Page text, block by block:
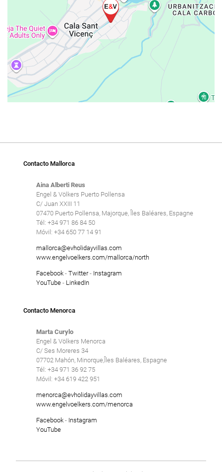
Contacto Mallorca
Aina Alberti Reus
Engel & Völkers Puerto Pollensa
C/ Juan XXIII 11
07470 Puerto Pollensa, Majorque, Îles Baléares, Espagne
Tél: +34 971 86 84 50
Móvil: +34 650 77 14 91
mallorca@evholidayvillas.com
www.engelvoelkers.com/mallorca/north
Facebook- Twitter- Instagram
YouTube- LinkedIn
Contacto Menorca
Marta Curylo
Engel & Völkers Menorca
C/ Ses Moreres 34
07702 Mahón, Minorque,Îles Baléares, Espagne
Tél: +34 971 36 92 75
Móvil: +34 619 422 951
menorca@evholidayvillas.com
www.engelvoelkers.com/menorca
Facebook- Instagram
YouTube